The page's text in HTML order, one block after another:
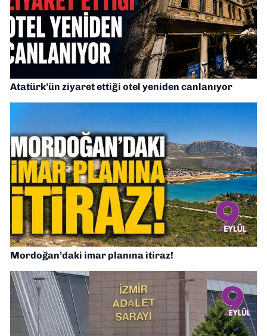
Atatürk’ün ziyaret ettiği otel yeniden canlanıyor
Mordoğan’daki imar planına itiraz!